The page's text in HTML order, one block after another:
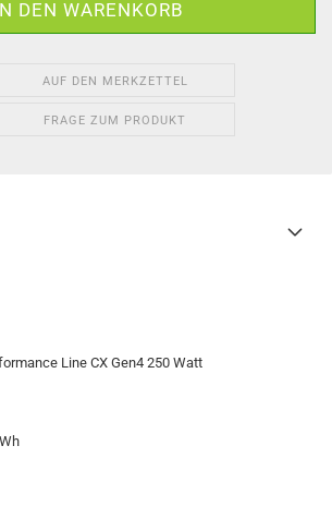
AUF DEN MERKZETTEL
FRAGE ZUM PRODUKT
Line CX Gen4 250 Watt